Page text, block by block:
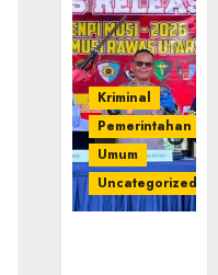
Kriminal
Pemerintahan
Umum
Uncategorized